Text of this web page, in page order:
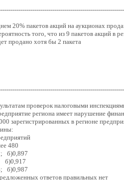
20% пакетов акций на аукционах
того, что из 9 пакетов акций в
продано хотя бы 2 пакета
проверок налоговыми
региона имеет нарушение
зарегистрированных в регионе
480
б)0,897
б)0,917
б)0,987
ответов правильных нет